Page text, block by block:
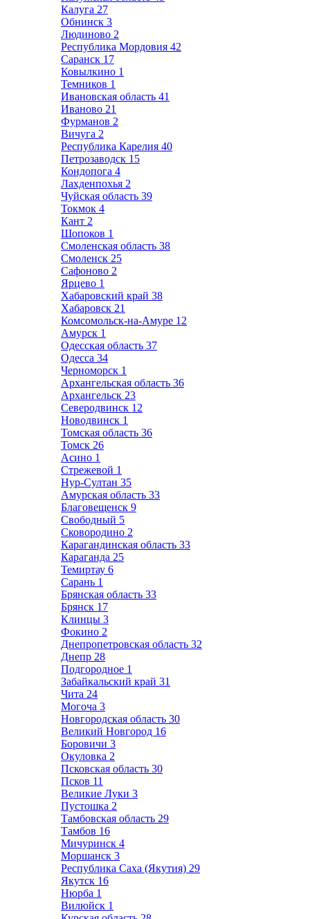
Калуга 27
Обнинск 3
Людиново 2
Республика Мордовия 42
Саранск 17
Ковылкино 1
Темников 1
Ивановская область 41
Иваново 21
Фурманов 2
Вичуга 2
Республика Карелия 40
Петрозаводск 15
Кондопога 4
Лахденпохья 2
Чуйская область 39
Токмок 4
Кант 2
Шопоков 1
Смоленская область 38
Смоленск 25
Сафоново 2
Ярцево 1
Хабаровский край 38
Хабаровск 21
Комсомольск-на-Амуре 12
Амурск 1
Одесская область 37
Одесса 34
Черноморск 1
Архангельская область 36
Архангельск 23
Северодвинск 12
Новодвинск 1
Томская область 36
Томск 26
Асино 1
Стрежевой 1
Нур-Султан 35
Амурская область 33
Благовещенск 9
Свободный 5
Сковородино 2
Карагандинская область 33
Караганда 25
Темиртау 6
Сарань 1
Брянская область 33
Брянск 17
Клинцы 3
Фокино 2
Днепропетровская область 32
Днепр 28
Подгородное 1
Забайкальский край 31
Чита 24
Могоча 3
Новгородская область 30
Великий Новгород 16
Боровичи 3
Окуловка 2
Псковская область 30
Псков 11
Великие Луки 3
Пустошка 2
Тамбовская область 29
Тамбов 16
Мичуринск 4
Моршанск 3
Республика Саха (Якутия) 29
Якутск 16
Нюрба 1
Вилюйск 1